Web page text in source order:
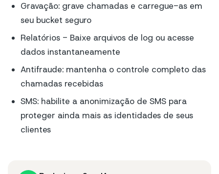
Gravação: grave chamadas e carregue-as em
seu bucket seguro
Relatórios - Baixe arquivos de log ou acesse
dados instantaneamente
Antifraude: mantenha o controle completo das
chamadas recebidas
SMS: habilite a anonimização de SMS para
proteger ainda mais as identidades de seus
clientes